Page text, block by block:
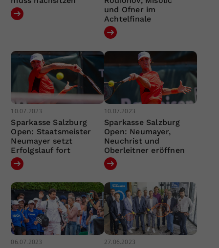
und Ofner im
Achtelfinale
10.07.2023
Sparkasse Salzburg
Open: Staatsmeister
Neumayer setzt
Erfolgslauf fort
10.07.2023
Sparkasse Salzburg
Open: Neumayer,
Neuchrist und
Oberleitner eröffnen
06.07.2023 27.06.2023